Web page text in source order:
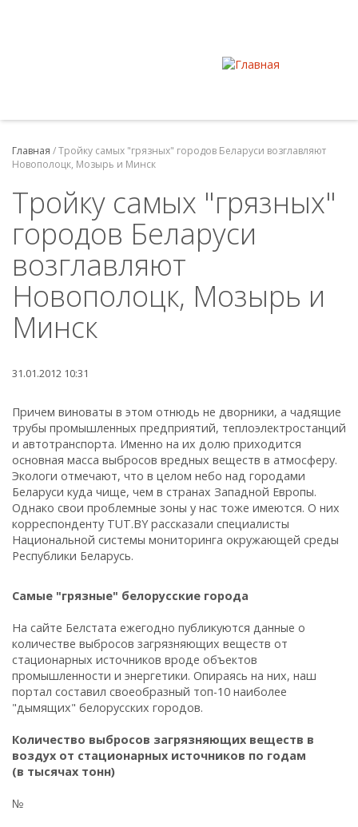
Главная /Тройку самых "грязных" городов Беларуси возглавляют
Новополоцк, Мозырь и Минск
Тройку самых "грязных"
городов Беларуси
возглавляют
Новополоцк, Мозырь и
Минск
31.01.2012 10:31
Причем виноваты в этом отнюдь не дворники, а чадящие
трубы промышленных предприятий, теплоэлектростанций
и автотранспорта. Именно на их долю приходится
основная масса выбросов вредных веществ в атмосферу.
Экологи отмечают, что в целом небо над городами
Беларуси куда чище, чем в странах Западной Европы.
Однако свои проблемные зоны у нас тоже имеются. О них
корреспонденту TUT.BY рассказали специалисты
Национальной системы мониторинга окружающей среды
Республики Беларусь.
Самые "грязные" белорусские города
На сайте Белстата ежегодно публикуются данные о
количестве выбросов загрязняющих веществ от
стационарных источников вроде объектов
промышленности и энергетики. Опираясь на них, наш
портал составил своеобразный топ-10 наиболее
"дымящих" белорусских городов.
Количество выбросов загрязняющих веществ в
воздух от стационарных источников по годам
(в тысячах тонн)
№